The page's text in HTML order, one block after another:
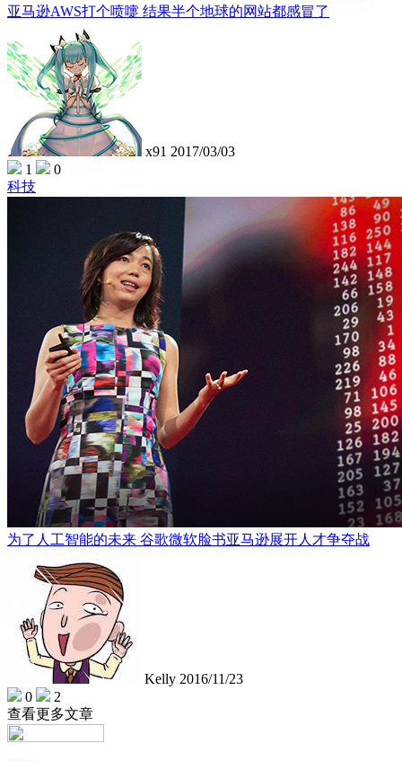
亚马逊AWS打个喷嚏 结果半个地球的网站都感冒了
x91 2017/03/03
1
0
科技
为了人工智能的未来 谷歌微软脸书亚马逊展开人才争夺战
Kelly 2016/11/23
0
2
查看更多文章